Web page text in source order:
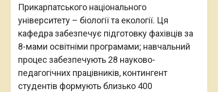
Прикарпатського національного
університету – біології та екології. Ця
кафедра забезпечує підготовку фахівців за
8-мами освітніми програмами; навчальний
процес забезпечують 28 науково-
педагогічних працівників, контингент
студентів формують близько 400